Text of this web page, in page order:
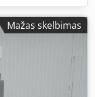
Mažas skelbimas